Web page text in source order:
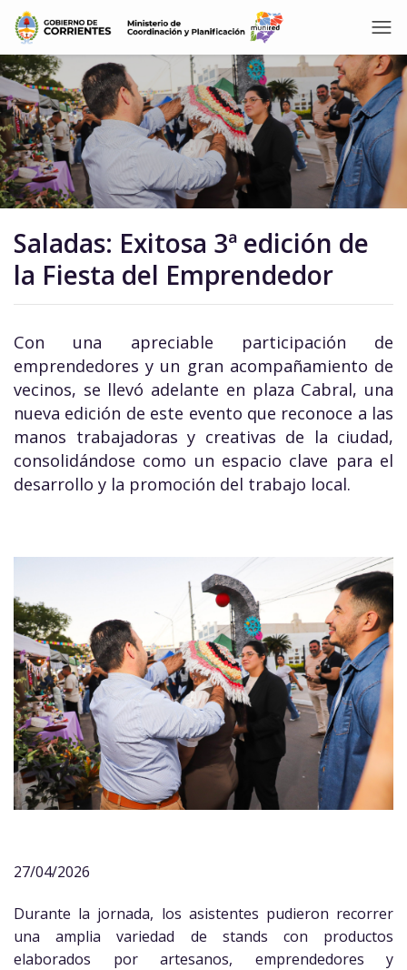
Saladas: Exitosa 3ª edición de
la Fiesta del Emprendedor
Con una apreciable participación de
emprendedores y un gran acompañamiento de
vecinos, se llevó adelante en plaza Cabral, una
nueva edición de este evento que reconoce a las
manos trabajadoras y creativas de la ciudad,
consolidándose como un espacio clave para el
desarrollo y la promoción del trabajo local.
27/04/2026
Durante la jornada, los asistentes pudieron recorrer
una amplia variedad de stands con productos
elaborados por artesanos, emprendedores y